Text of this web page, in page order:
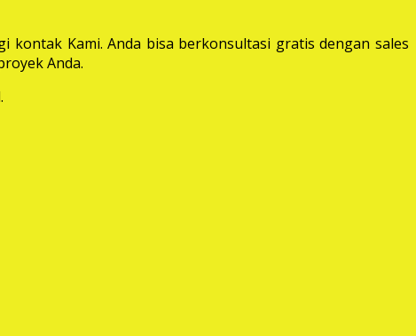
Kami. Anda bisa berkonsultasi gratis dengan sales
Anda.